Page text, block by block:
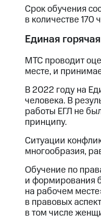
Срок обучения
в количестве
Единая
МТС проводит
месте, и
В 2022 году на
человека. В
работы ЕГЛ не
принципу.
Ситуации
многообразия,
Обучение по
и формирования
на рабочем
в правовых
в том числе